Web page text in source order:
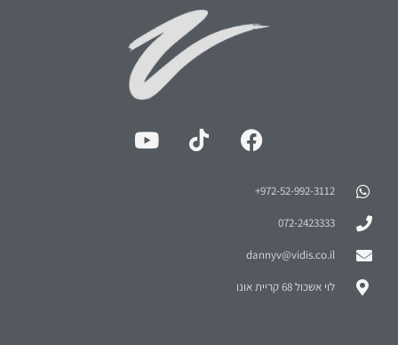
972-52-992-3112⁩+
072-2423333
dannyv@vidis.co.il
לוי אשכול 68 קריית אונו